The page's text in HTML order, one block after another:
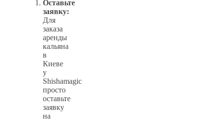
Оставьте
заявку:
Для
заказа
аренды
кальяна
в
Киеве
у
Shishamagic
просто
оставьте
заявку
на